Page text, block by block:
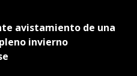
avistamiento de una
invierno